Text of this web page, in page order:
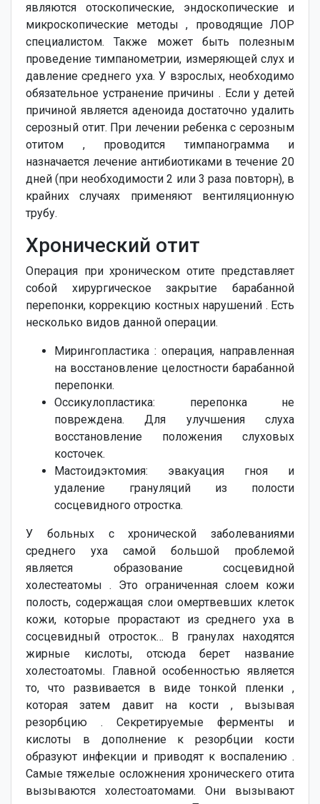
являются отоскопические, эндоскопические и
микроскопические методы , проводящие ЛОР
специалистом. Также может быть полезным
проведение тимпанометрии, измеряющей слух и
давление среднего уха. У взрослых, необходимо
обязательное устранение причины . Если у детей
причиной является аденоида достаточно удалить
серозный отит. При лечении ребенка с серозным
отитом , проводится тимпанограмма и
назначается лечение антибиотиками в течение 20
дней (при необходимости 2 или 3 раза повторн), в
крайних случаях применяют вентиляционную
трубу.
Хронический отит
Операция при хроническом отите представляет
собой хирургическое закрытие барабанной
перепонки, коррекцию костных нарушений . Есть
несколько видов данной операции.
Мирингопластика : операция, направленная
на восстановление целостности барабанной
перепонки.
Оссикулопластика: перепонка не
повреждена. Для улучшения слуха
восстановление положения слуховых
косточек.
Мастоидэктомия: эвакуация гноя и
удаление грануляций из полости
сосцевидного отростка.
У больных с хронической заболеваниями
среднего уха самой большой проблемой
является образование сосцевидной
холестеатомы . Это ограниченная слоем кожи
полость, содержащая слои омертвевших клеток
кожи, которые прорастают из среднего уха в
сосцевидный отросток… В гранулах находятся
жирные кислоты, отсюда берет название
холестоатомы. Главной особенностью является
то, что развивается в виде тонкой пленки ,
которая затем давит на кости , вызывая
резорбцию . Секретируемые ферменты и
кислоты в дополнение к резорбции кости
образуют инфекции и приводят к воспалению .
Самые тяжелые осложнения хроническего отита
вызываются холестоатомами. Они вызывают